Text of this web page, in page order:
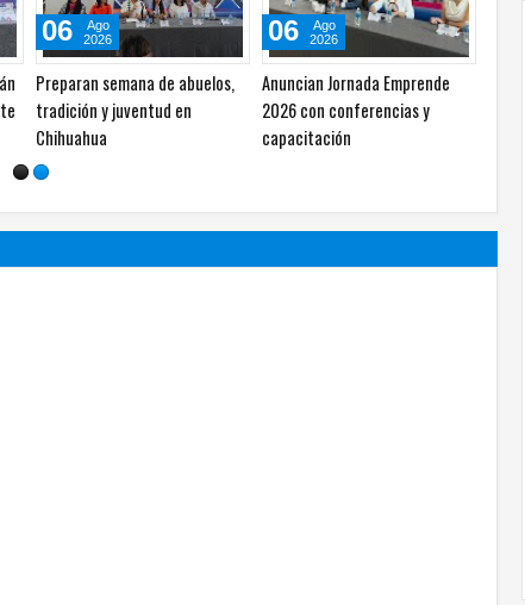
Semana del Abuelo llevará
baile, bazar y talentos a la
Plaza de Armas
06
Ago
2026
Jóvenes de Chihuahua tendrán
actividades gratuitas durante
agosto
06
Ago
2026